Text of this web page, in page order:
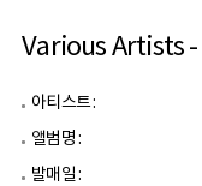
Various Artists
아티스트 :
앨범명 :
발매일 :